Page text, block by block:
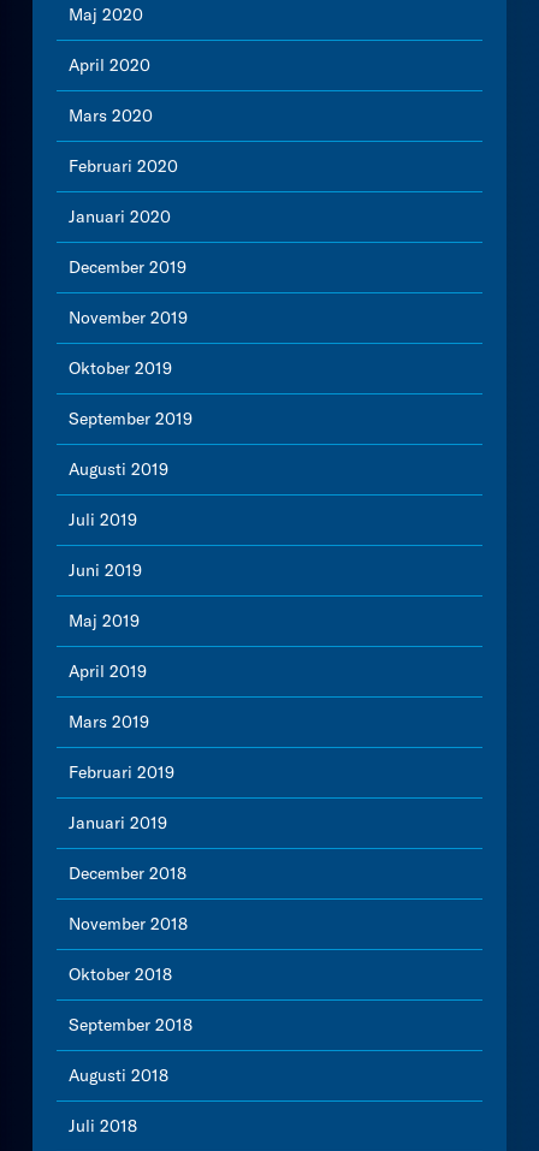
Maj 2020
April 2020
Mars 2020
Februari 2020
Januari 2020
December 2019
November 2019
Oktober 2019
September 2019
Augusti 2019
Juli 2019
Juni 2019
Maj 2019
April 2019
Mars 2019
Februari 2019
Januari 2019
December 2018
November 2018
Oktober 2018
September 2018
Augusti 2018
Juli 2018